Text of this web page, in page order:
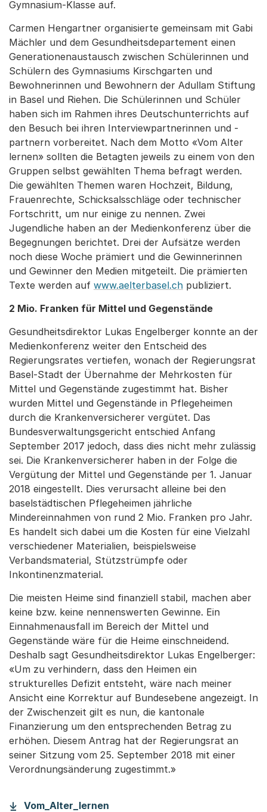
Gymnasium-Klasse auf.
Carmen Hengartner organisierte gemeinsam mit Gabi
Mächler und dem Gesundheitsdepartement einen
Generationenaustausch zwischen Schülerinnen und
Schülern des Gymnasiums Kirschgarten und
Bewohnerinnen und Bewohnern der Adullam Stiftung
in Basel und Riehen. Die Schülerinnen und Schüler
haben sich im Rahmen ihres Deutschunterrichts auf
den Besuch bei ihren Interviewpartnerinnen und -
partnern vorbereitet. Nach dem Motto «Vom Alter
lernen» sollten die Betagten jeweils zu einem von den
Gruppen selbst gewählten Thema befragt werden.
Die gewählten Themen waren Hochzeit, Bildung,
Frauenrechte, Schicksalsschläge oder technischer
Fortschritt, um nur einige zu nennen. Zwei
Jugendliche haben an der Medienkonferenz über die
Begegnungen berichtet. Drei der Aufsätze werden
noch diese Woche prämiert und die Gewinnerinnen
und Gewinner den Medien mitgeteilt. Die prämierten
Texte werden auf www.aelterbasel.ch publiziert.
2 Mio. Franken für Mittel und Gegenstände
Gesundheitsdirektor Lukas Engelberger konnte an der
Medienkonferenz weiter den Entscheid des
Regierungsrates vertiefen, wonach der Regierungsrat
Basel-Stadt der Übernahme der Mehrkosten für
Mittel und Gegenstände zugestimmt hat. Bisher
wurden Mittel und Gegenstände in Pflegeheimen
durch die Krankenversicherer vergütet. Das
Bundesverwaltungsgericht entschied Anfang
September 2017 jedoch, dass dies nicht mehr zulässig
sei. Die Krankenversicherer haben in der Folge die
Vergütung der Mittel und Gegenstände per 1. Januar
2018 eingestellt. Dies verursacht alleine bei den
baselstädtischen Pflegeheimen jährliche
Mindereinnahmen von rund 2 Mio. Franken pro Jahr.
Es handelt sich dabei um die Kosten für eine Vielzahl
verschiedener Materialien, beispielsweise
Verbandsmaterial, Stützstrümpfe oder
Inkontinenzmaterial.
Die meisten Heime sind finanziell stabil, machen aber
keine bzw. keine nennenswerten Gewinne. Ein
Einnahmenausfall im Bereich der Mittel und
Gegenstände wäre für die Heime einschneidend.
Deshalb sagt Gesundheitsdirektor Lukas Engelberger:
«Um zu verhindern, dass den Heimen ein
strukturelles Defizit entsteht, wäre nach meiner
Ansicht eine Korrektur auf Bundesebene angezeigt. In
der Zwischenzeit gilt es nun, die kantonale
Finanzierung um den entsprechenden Betrag zu
erhöhen. Diesem Antrag hat der Regierungsrat an
seiner Sitzung vom 25. September 2018 mit einer
Verordnungsänderung zugestimmt.»
Vom_Alter_lernen